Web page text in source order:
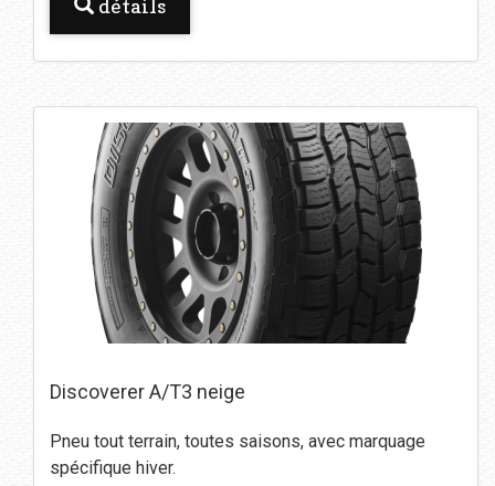
détails
Discoverer A/T3 neige
Pneu tout terrain, toutes saisons, avec marquage
spécifique hiver.